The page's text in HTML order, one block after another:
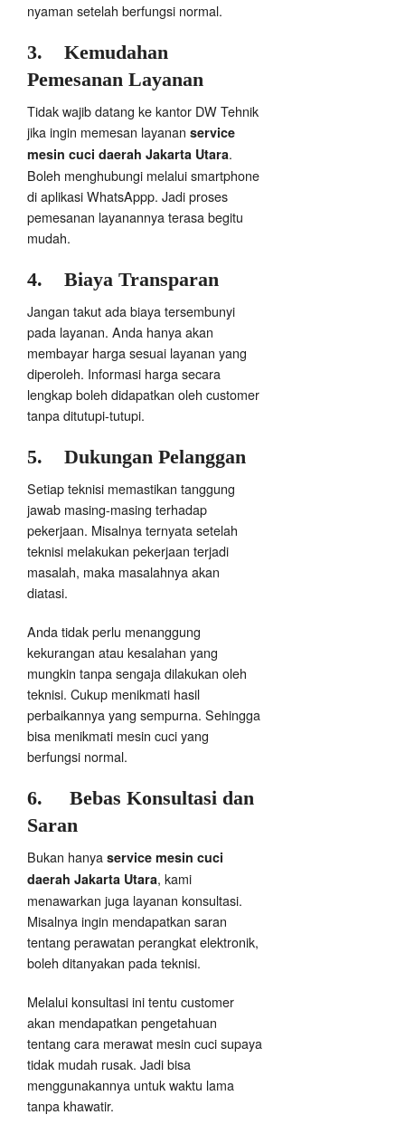
nyaman setelah berfungsi normal.
3. Kemudahan
Pemesanan Layanan
Tidak wajib datang ke kantor DW Tehnik
jika ingin memesan layanan service
mesin cuci daerah Jakarta Utara.
Boleh menghubungi melalui smartphone
di aplikasi WhatsAppp. Jadi proses
pemesanan layanannya terasa begitu
mudah.
4. Biaya Transparan
Jangan takut ada biaya tersembunyi
pada layanan. Anda hanya akan
membayar harga sesuai layanan yang
diperoleh. Informasi harga secara
lengkap boleh didapatkan oleh customer
tanpa ditutupi-tutupi.
5. Dukungan Pelanggan
Setiap teknisi memastikan tanggung
jawab masing-masing terhadap
pekerjaan. Misalnya ternyata setelah
teknisi melakukan pekerjaan terjadi
masalah, maka masalahnya akan
diatasi.
Anda tidak perlu menanggung
kekurangan atau kesalahan yang
mungkin tanpa sengaja dilakukan oleh
teknisi. Cukup menikmati hasil
perbaikannya yang sempurna. Sehingga
bisa menikmati mesin cuci yang
berfungsi normal.
6.
Bebas Konsultasi dan
Saran
Bukan hanya service mesin cuci
daerah Jakarta Utara, kami
menawarkan juga layanan konsultasi.
Misalnya ingin mendapatkan saran
tentang perawatan perangkat elektronik,
boleh ditanyakan pada teknisi.
Melalui konsultasi ini tentu customer
akan mendapatkan pengetahuan
tentang cara merawat mesin cuci supaya
tidak mudah rusak. Jadi bisa
menggunakannya untuk waktu lama
tanpa khawatir.